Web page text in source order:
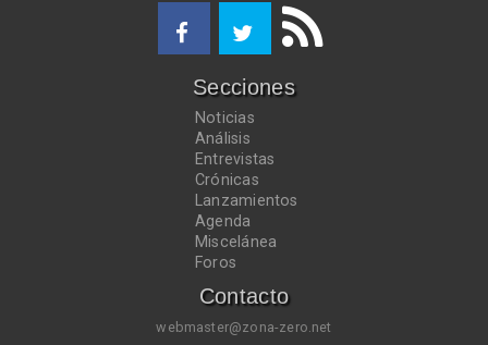
Secciones
Noticias
Análisis
Entrevistas
Crónicas
Lanzamientos
Agenda
Miscelánea
Foros
Contacto
webmaster@zona-zero.net